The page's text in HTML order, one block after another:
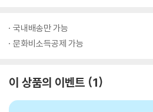
국내배송만 가능
문화비소득공제 가능
이 상품의 이벤트 1